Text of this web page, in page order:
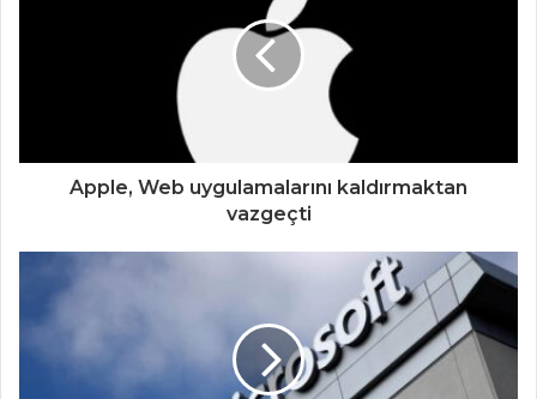
Apple, Web uygulamalarını kaldırmaktan
vazgeçti